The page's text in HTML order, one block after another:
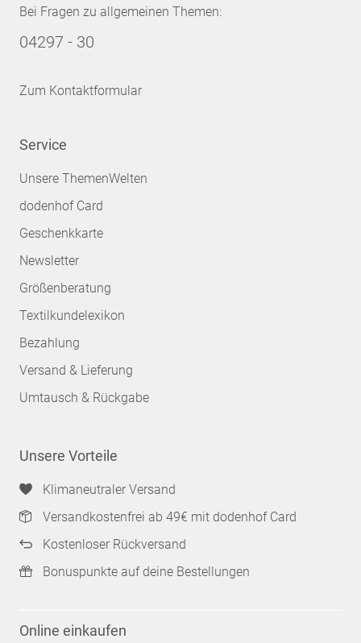
Bei Fragen zu allgemeinen Themen:
04297 - 30
Zum Kontaktformular
Service
Unsere ThemenWelten
dodenhof Card
Geschenkkarte
Newsletter
Größenberatung
Textilkundelexikon
Bezahlung
Versand & Lieferung
Umtausch & Rückgabe
Unsere Vorteile
Klimaneutraler Versand
Versandkostenfrei ab 49€ mit dodenhof Card
Kostenloser Rückversand
Bonuspunkte auf deine Bestellungen
Online einkaufen